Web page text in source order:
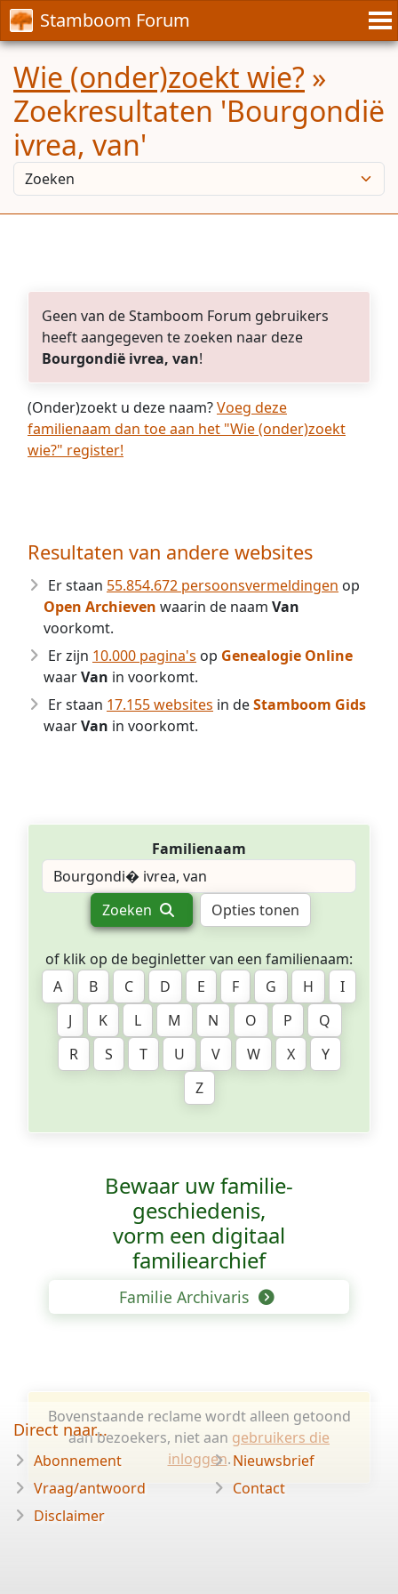
Stamboom Forum
Wie (onder)zoekt wie? »
Zoekresultaten 'Bourgondië
ivrea, van'
Geen van de Stamboom Forum gebruikers
heeft aangegeven te zoeken naar deze
Bourgondië ivrea, van!
(Onder)zoekt u deze naam?Voeg deze
familienaam dan toe aan het "Wie (onder)zoekt
wie?" register!
Resultaten van andere websites
Er staan 55.854.672 persoonsvermeldingen op
Open Archieven waarin de naam Van
voorkomt.
Er zijn 10.000 pagina's op Genealogie Online
waarVan in voorkomt.
Er staan 17.155 websites in deStamboom Gids
waarVan in voorkomt.
Familienaam
Zoeken Opties tonen
of klik op de beginletter van een familienaam:
A
B C D E F G H
I
J
K L M N O P
Q
R
S T U V W X
Y
Z
Bewaar uw familie­
geschiedenis,
vorm een digitaal
familiearchief
Familie Archivaris
Bovenstaande reclame wordt alleen getoond
aan bezoekers, niet aan gebruikers die
inloggen.
Direct naar...
Abonnement
Vraag/antwoord
Disclaimer
Nieuwsbrief
Contact